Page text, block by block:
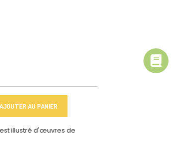
AJOUTER AU PANIER
illustré d'œuvres de